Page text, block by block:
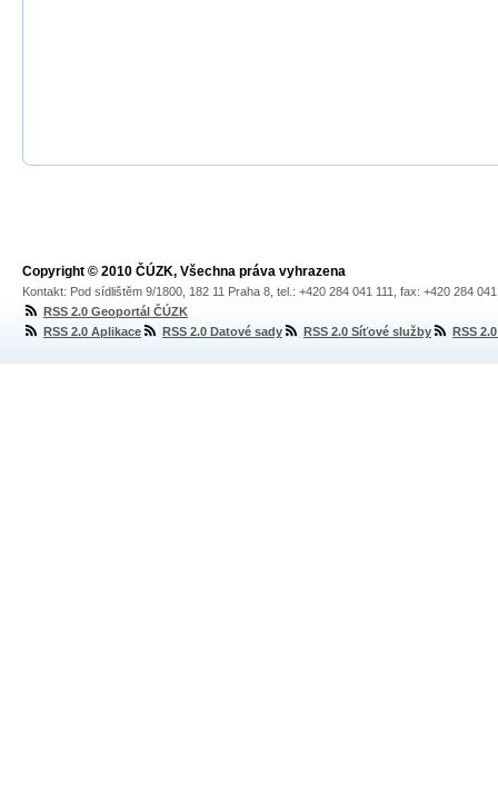
Copyright © 2010 ČÚZK, Všechna práva vyhrazena
Kontakt: Pod sídlištěm 9/1800, 182 11 Praha 8, tel.: +420 284 041 111, fax: +420 284
RSS 2.0 Geoportál ČÚZK
RSS 2.0 Aplikace
RSS 2.0 Datové sady RSS 2.0 Síťové služby RSS